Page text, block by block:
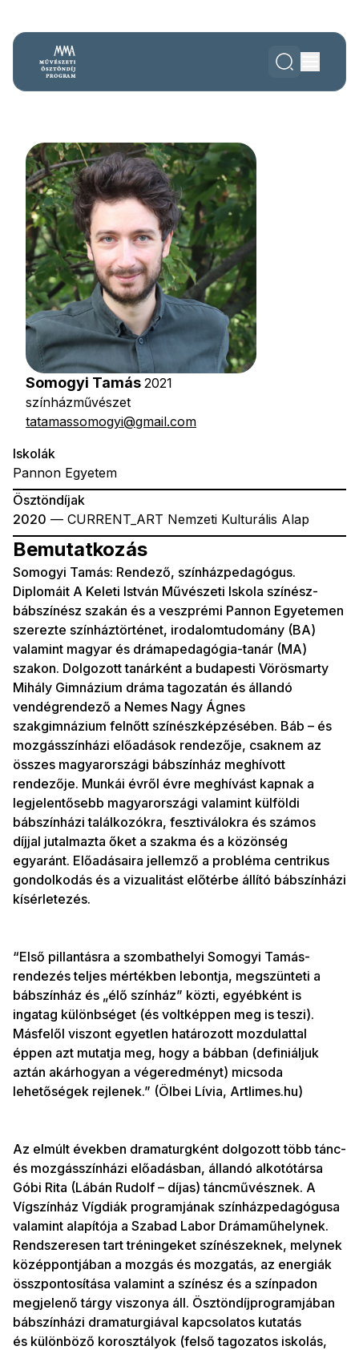
Somogyi Tamás 2021
színházművészet
tatamassomogyi@gmail.com
Bemutatkozás
Somogyi Tamás: Rendező, színházpedagógus.
Diplomáit A Keleti István Művészeti Iskola színész-
bábszínész szakán és a veszprémi Pannon Egyetemen
szerezte színháztörténet, irodalomtudomány (BA)
valamint magyar és drámapedagógia-tanár (MA)
szakon. Dolgozott tanárként a budapesti Vörösmarty
Mihály Gimnázium dráma tagozatán és állandó
vendégrendező a Nemes Nagy Ágnes
szakgimnázium felnőtt színészképzésében. Báb – és
mozgásszínházi előadások rendezője, csaknem az
összes magyarországi bábszínház meghívott
rendezője. Munkái évről évre meghívást kapnak a
legjelentősebb magyarországi valamint külföldi
bábszínházi találkozókra, fesztiválokra és számos
díjjal jutalmazta őket a szakma és a közönség
egyaránt. Előadásaira jellemző a probléma centrikus
gondolkodás és a vizualitást előtérbe állító bábszínházi
kísérletezés.
“Első pillantásra a szombathelyi Somogyi Tamás-
rendezés teljes mértékben lebontja, megszünteti a
bábszínház és „élő színház” közti, egyébként is
ingatag különbséget (és voltképpen meg is teszi).
Másfelől viszont egyetlen határozott mozdulattal
éppen azt mutatja meg, hogy a bábban (definiáljuk
aztán akárhogyan a végeredményt) micsoda
lehetőségek rejlenek.” (Ölbei Lívia, Artlimes.hu)
Az elmúlt években dramaturgként dolgozott több tánc-
és mozgásszínházi előadásban, állandó alkotótársa
Góbi Rita (Lábán Rudolf – díjas) táncművésznek. A
Vígszínház Vígdiák programjának színházpedagógusa
valamint alapítója a Szabad Labor Drámaműhelynek.
Rendszeresen tart tréningeket színészeknek, melynek
középpontjában a mozgás és mozgatás, az energiák
összpontosítása valamint a színész és a színpadon
megjelenő tárgy viszonya áll. Ösztöndíjprogramjában
bábszínházi dramaturgiával kapcsolatos kutatás
és különböző korosztályok (felső tagozatos iskolás,
Iskolák
Pannon Egyetem
Ösztöndíjak
2020 — CURRENT_ART Nemzeti Kulturális Alap